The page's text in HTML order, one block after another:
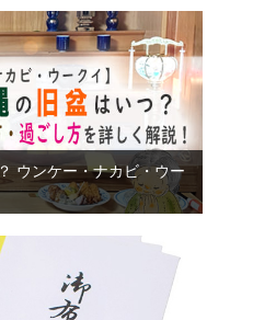
ウンケー・ナカビ・ウー